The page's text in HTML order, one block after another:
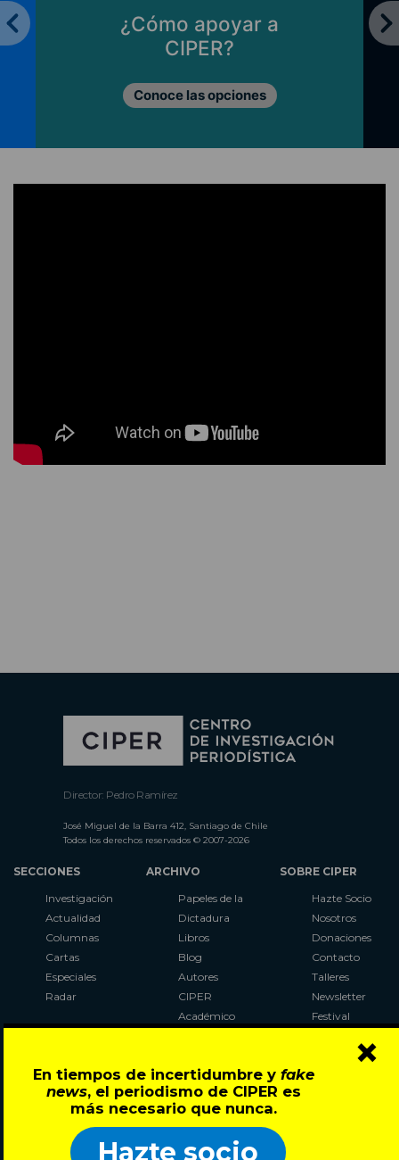
En tiempos de incertidumbre y fake
news, el periodismo de CIPER es
más necesario que nunca.
Hazte socio
×
¿Cómo apoyar a
CIPER?
Conoce las opciones
Director: Pedro Ramírez
José Miguel de la Barra 412, Santiago de Chile
Todos los derechos reservados © 2007-2026
SECCIONES
Investigación
Actualidad
Columnas
Cartas
Especiales
Radar
ARCHIVO
Papeles de la
Dictadura
Libros
Blog
Autores
CIPER
Académico
Al Plebiscito
con CIPER
SOBRE CIPER
Hazte Socio
Nosotros
Donaciones
Contacto
Talleres
Newsletter
Festival